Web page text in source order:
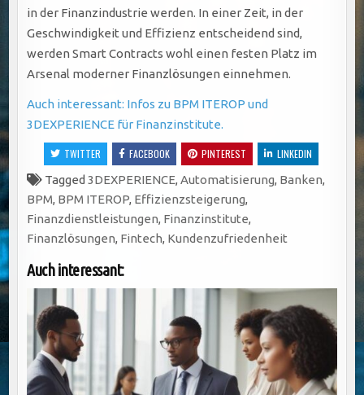
in der Finanzindustrie werden. In einer Zeit, in der
Geschwindigkeit und Effizienz entscheidend sind,
werden Smart Contracts wohl einen festen Platz im
Arsenal moderner Finanzlösungen einnehmen.
Auch interessant: Infos zu BPM ITEROP und
3DEXPERIENCE für Finanzinstitute.
TWITTER FACEBOOK PINTEREST
LINKEDIN
Tagged3DEXPERIENCE,Automatisierung, Banken,
BPM, BPM ITEROP, Effizienzsteigerung,
Finanzdienstleistungen, Finanzinstitute,
Finanzlösungen, Fintech, Kundenzufriedenheit
Auch interessant: